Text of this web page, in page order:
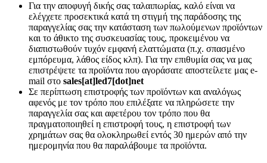
Για την αποφυγή δικής σας ταλαιπωρίας, καλό είναι να
ελέγχετε προσεκτικά κατά τη στιγμή της παράδοσης της
παραγγελίας σας την κατάσταση των πωλούμενων προϊόντων
και το άθικτο της συσκευασίας τους, προκειμένου να
διαπιστωθούν τυχόν εμφανή ελαττώματα (π.χ. σπασμένο
εμπόρευμα, λάθος είδος κλπ). Για την επιθυμία σας να μας
επιστρέψετε τα προϊόντα που αγοράσατε αποστείλετε μας e-
mail στο sales[at]led7[dot]net
Σε περίπτωση επιστροφής των προϊόντων και αναλόγως
αφενός με τον τρόπο που επιλέξατε να πληρώσετε την
παραγγελία σας και αφετέρου τον τρόπο που θα
πραγματοποιηθεί η επιστροφή τους, η επιστροφή των
χρημάτων σας θα ολοκληρωθεί εντός 30 ημερών από την
ημερομηνία που θα παραλάβουμε τα προϊόντα.